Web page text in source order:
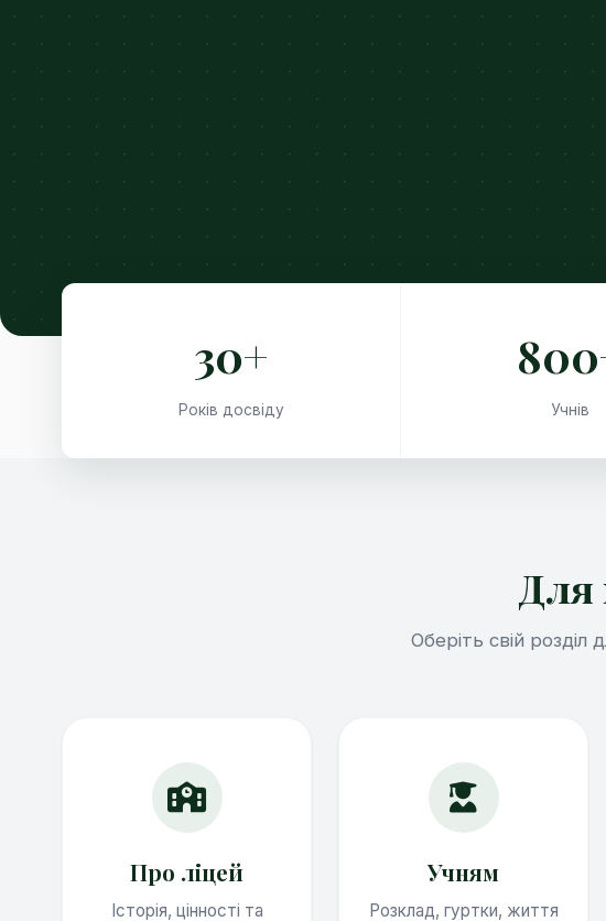
30+
Років досвіду Учнів
Для
Оберіть свій розділ
Про ліцей
Історія, цінності та
Учням
Розклад, гуртки, життя